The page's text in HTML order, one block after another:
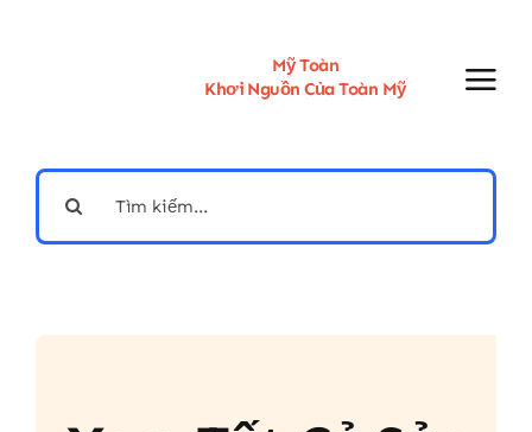
Mỹ Toàn
Khơi Nguồn Của Toàn Mỹ
Search